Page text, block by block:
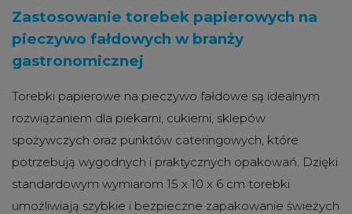
Zastosowanie torebek papierowych na
pieczywo fałdowych w branży
gastronomicznej
Torebki papierowe na pieczywo fałdowe są idealnym
rozwiązaniem dla piekarni, cukierni, sklepów
spożywczych oraz punktów cateringowych, które
potrzebują wygodnych i praktycznych opakowań. Dzięki
standardowym wymiarom 15 x 10 x 6 cm torebki
umożliwiają szybkie i bezpieczne zapakowanie świeżych